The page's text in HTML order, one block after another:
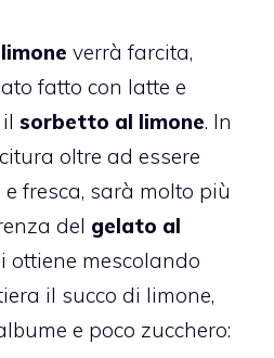
verrà farcita,
fatto con latte e
sorbetto al limone. In
oltre ad essere
fresca, sarà molto più
del gelato al
ottiene mescolando
il succo di limone,
e poco zucchero: